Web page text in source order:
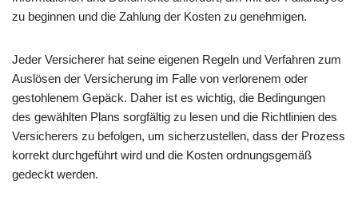
zu beginnen und die Zahlung der Kosten zu genehmigen.
Jeder Versicherer hat seine eigenen Regeln und Verfahren zum
Auslösen der Versicherung im Falle von verlorenem oder
gestohlenem Gepäck. Daher ist es wichtig, die Bedingungen
des gewählten Plans sorgfältig zu lesen und die Richtlinien des
Versicherers zu befolgen, um sicherzustellen, dass der Prozess
korrekt durchgeführt wird und die Kosten ordnungsgemäß
gedeckt werden.